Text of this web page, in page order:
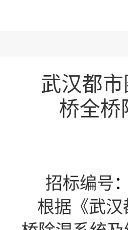
武汉都
桥全桥
招标编号
根据《武